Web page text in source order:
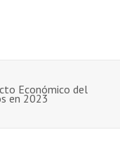
Económico del
en 2023